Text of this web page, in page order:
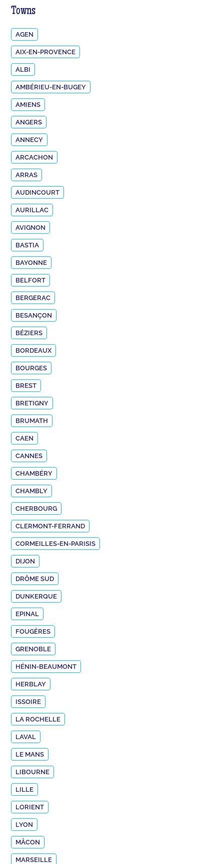
Towns
AGEN
AIX-EN-PROVENCE
ALBI
AMBÉRIEU-EN-BUGEY
AMIENS
ANGERS
ANNECY
ARCACHON
ARRAS
AUDINCOURT
AURILLAC
AVIGNON
BASTIA
BAYONNE
BELFORT
BERGERAC
BESANÇON
BÉZIERS
BORDEAUX
BOURGES
BREST
BRETIGNY
BRUMATH
CAEN
CANNES
CHAMBÉRY
CHAMBLY
CHERBOURG
CLERMONT-FERRAND
CORMEILLES-EN-PARISIS
DIJON
DRÔME SUD
DUNKERQUE
EPINAL
FOUGÈRES
GRENOBLE
HÉNIN-BEAUMONT
HERBLAY
ISSOIRE
LA ROCHELLE
LAVAL
LE MANS
LIBOURNE
LILLE
LORIENT
LYON
MÂCON
MARSEILLE